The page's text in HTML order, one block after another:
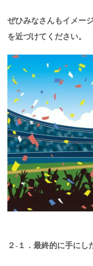
ぜひみなさんもイメー
を近づけてください。
２-１．最終的に手にし